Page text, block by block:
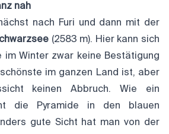
nah
nach Furi und dann mit der
(2583 m). Hier kann sich
im Winter zwar keine Bestätigung
im ganzen Land ist, aber
keinen Abbruch. Wie ein
die Pyramide in den blauen
gute Sicht hat man von der